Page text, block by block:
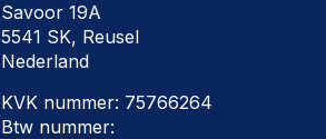
Savoor 19A
5541 SK, Reusel
Nederland
KVK nummer: 75766264
Btw nummer: